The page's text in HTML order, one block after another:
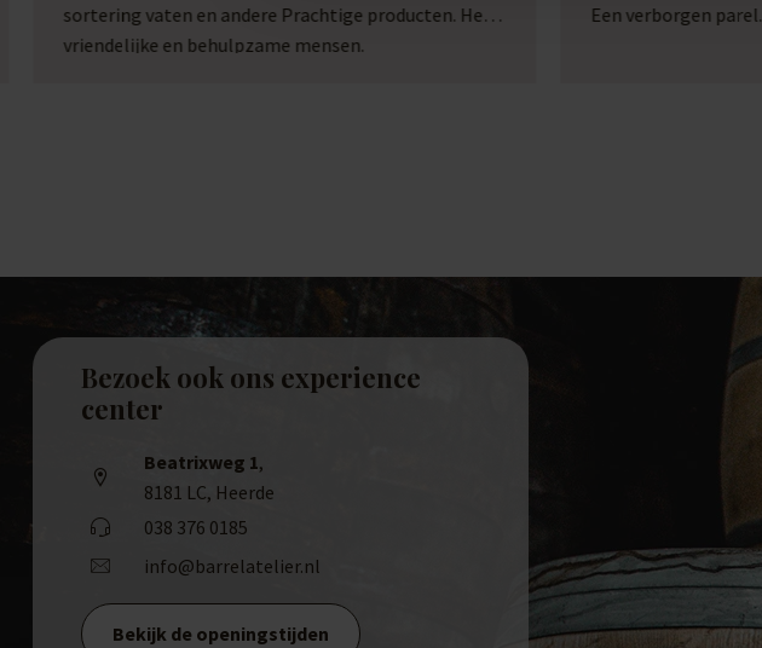
sortering vaten en andere Prachtige producten. Heel
vriendelijke en behulpzame mensen.
Een verborgen parel.
Bezoek ook ons experience
center
Beatrixweg 1,
8181 LC, Heerde
038 376 0185
info@barrelatelier.nl
Bekijk de openingstijden